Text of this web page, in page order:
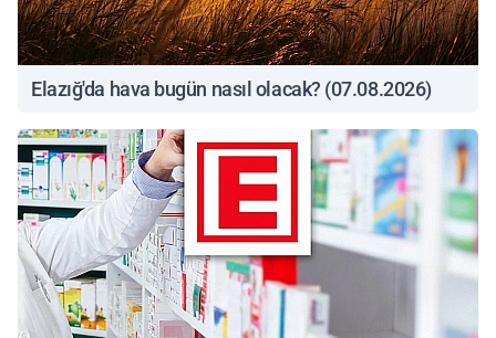
Elazığ'da hava bugün nasıl olacak? (07.08.2026)